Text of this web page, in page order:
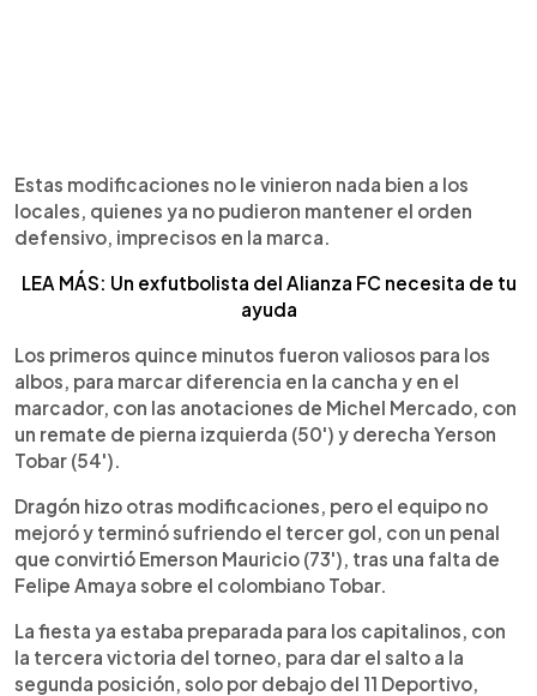
Estas modificaciones no le vinieron nada bien a los
locales, quienes ya no pudieron mantener el orden
defensivo, imprecisos en la marca.
LEA MÁS: Un exfutbolista del Alianza FC necesita de tu
ayuda
Los primeros quince minutos fueron valiosos para los
albos, para marcar diferencia en la cancha y en el
marcador, con las anotaciones de Michel Mercado, con
un remate de pierna izquierda (50') y derecha Yerson
Tobar (54').
Dragón hizo otras modificaciones, pero el equipo no
mejoró y terminó sufriendo el tercer gol, con un penal
que convirtió Emerson Mauricio (73'), tras una falta de
Felipe Amaya sobre el colombiano Tobar.
La fiesta ya estaba preparada para los capitalinos, con
la tercera victoria del torneo, para dar el salto a la
segunda posición, solo por debajo del 11 Deportivo,